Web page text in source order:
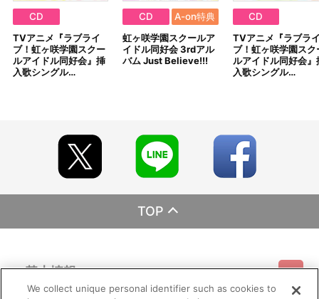
CD
TVアニメ『ラブライ
ブ！虹ヶ咲学園スクー
ルアイドル同好会』挿
入歌シングル…
CD
A-on特典
虹ヶ咲学園スクールア
イドル同好会 3rdアル
バム Just Believe!!!
CD
TVアニメ『ラブラ
ブ！虹ヶ咲学園スク
ルアイドル同好会』
入歌シングル…
TOP
基本情報
We collect unique personal identifier such as cookies to